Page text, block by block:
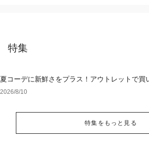
特集
夏コーデに新鮮さをプラス！アウトレットで買
アイテム
2026/8/10
特集をもっと見る